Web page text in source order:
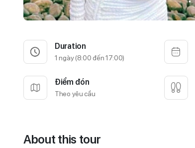
Duration
1 ngày (8:00 đến 17:00)
Điểm đón
Theo yêu cầu
About this tour